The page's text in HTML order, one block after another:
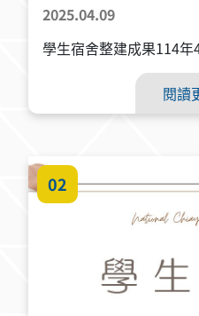
2025.04.09
學生宿舍整建成果114年
閱讀
02